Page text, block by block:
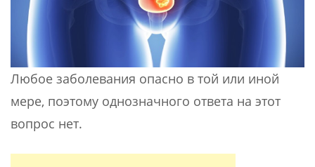
Любое заболевания опасно в той или иной
мере, поэтому однозначного ответа на этот
вопрос нет.